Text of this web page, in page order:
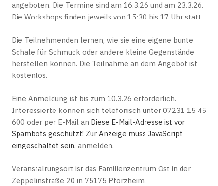
angeboten. Die Termine sind am 16.3.26 und am 23.3.26.
Die Workshops finden jeweils von 15:30 bis 17 Uhr statt.
Die Teilnehmenden lernen, wie sie eine eigene bunte
Schale für Schmuck oder andere kleine Gegenstände
herstellen können. Die Teilnahme an dem Angebot ist
kostenlos.
Eine Anmeldung ist bis zum 10.3.26 erforderlich.
Interessierte können sich telefonisch unter 07231 15 45
600 oder per E-Mail an Diese E-Mail-Adresse ist vor
Spambots geschützt! Zur Anzeige muss JavaScript
eingeschaltet sein. anmelden.
Veranstaltungsort ist das Familienzentrum Ost in der
Zeppelinstraße 20 in 75175 Pforzheim.